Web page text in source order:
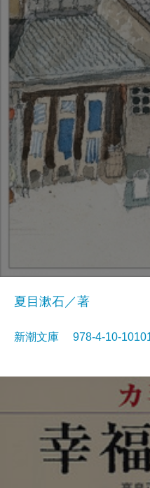
夏目漱石／著
新潮文庫 978-4-10-